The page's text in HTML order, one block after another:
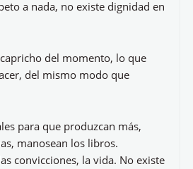
a nada, no existe dignidad en
del momento, lo que
del mismo modo que
para que produzcan más,
manosean los libros.
convicciones, la vida. No existe